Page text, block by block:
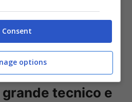
la differenza. Facciamo
emozioni e le ambizioni
le cose”.
tecnico sul
tecnico e
Consent
options